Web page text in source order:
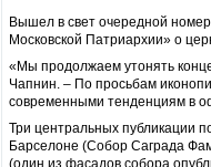
Вышел в свет очередной
Московской Патриархии» о
«Мы продолжаем утонять
Чапнин. – По просьбам
современными тенденциям в
Три центральных публикации
Барселоне (Собор Саграда
(один из фасадов собора